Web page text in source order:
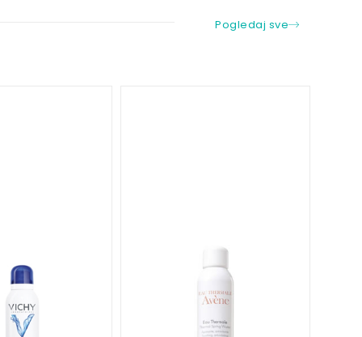
Pogledaj sve